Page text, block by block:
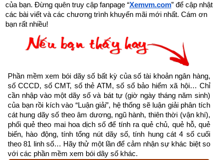
thuộc nhóm Tây Tứ Trạch (Tây Tứ Mệnh) nên chọn vợ có
cung mệnh Khôn (Số 2), Càn (Số 6), Đoài (số 7), Cấn (số 8)
Nam. Tránh chọn vợ thuộc nhóm
Đông Tứ Trạch
có cung
mệnh Khảm (Số 1), Chấn (số 3), Tốn (số 4), Ly (Số 9) và các
Nam.
Xem chi tiết luận tính cách, bảng cửu cung phi tinh, hướng tốt
xấu, Bảng phối cung phi vợ chồng của mệnh Số 8 – Bát Bạch
– bát trạch cung Cấn qua bài viết sau: “ Luận giải phong thủy
người có mệnh bát trạch cung Cấn - Bát Bạch (Số 8)
của bạn. Đừng quên truy cập fanpage “Xemvm.com” để cập nhật
các bài viết và các chương trình khuyến mãi mới nhất. Cám ơn
bạn rất nhiều!
Phần mềm xem bói dãy số bất kỳ của số tài khoản ngân hàng,
số CCCD, số CMT, số thẻ ATM, số sổ bảo hiểm xã hội… Chỉ
cần nhập vào một dãy số và bát tự (giờ ngày tháng năm sinh)
của bạn rồi kích vào “Luận giải”, hệ thống sẽ luận giải phân tích
cát hung dãy số theo âm dương, ngũ hành, thiên thời (vận khí),
phối quẻ theo mai hoa dịch số để tính ra quẻ chủ, quẻ hỗ, quẻ
biến, hào động, tính tổng nút dãy số, tính hung cát 4 số cuối
theo 81 linh số… Hãy thử một lần để cảm nhận sự khác biệt so
với các phần mềm xem bói dãy số khác.